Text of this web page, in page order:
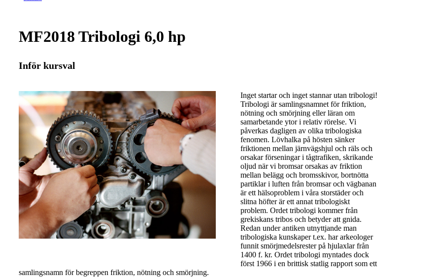
MF2018 Tribologi 6,0 hp
Inför kursval
Inget startar och inget stannar utan tribologi!
Tribologi är samlingsnamnet för friktion,
nötning och smörjning eller läran om
samarbetande ytor i relativ rörelse. Vi
påverkas dagligen av olika tribologiska
fenomen. Lövhalka på hösten sänker
friktionen mellan järnvägshjul och räls och
orsakar förseningar i tågtrafiken, skrikande
oljud när vi bromsar orsakas av friktion
mellan belägg och bromsskivor, bortnötta
partiklar i luften från bromsar och vägbanan
är ett hälsoproblem i våra storstäder och
slitna höfter är ett annat tribologiskt
problem. Ordet tribologi kommer från
grekiskans tribos och betyder att gnida.
Redan under antiken utnyttjande man
tribologiska kunskaper t.ex. har arkeologer
funnit smörjmedelsrester på hjulaxlar från
1400 f. kr. Ordet tribologi myntades dock
först 1966 i en brittisk statlig rapport som ett
samlingsnamn för begreppen friktion, nötning och smörjning.